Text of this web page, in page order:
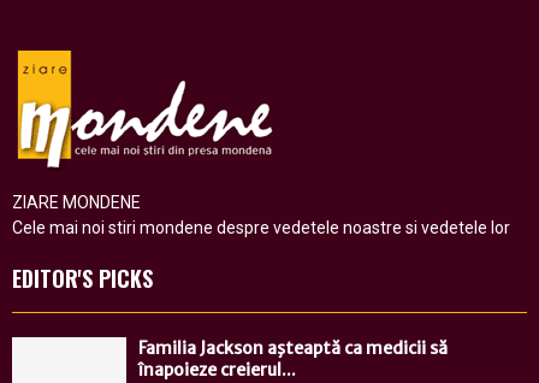
ZIARE MONDENE
Cele mai noi stiri mondene despre vedetele noastre si vedetele lor
EDITOR'S PICKS
Familia Jackson aşteaptă ca medicii să
înapoieze creierul...